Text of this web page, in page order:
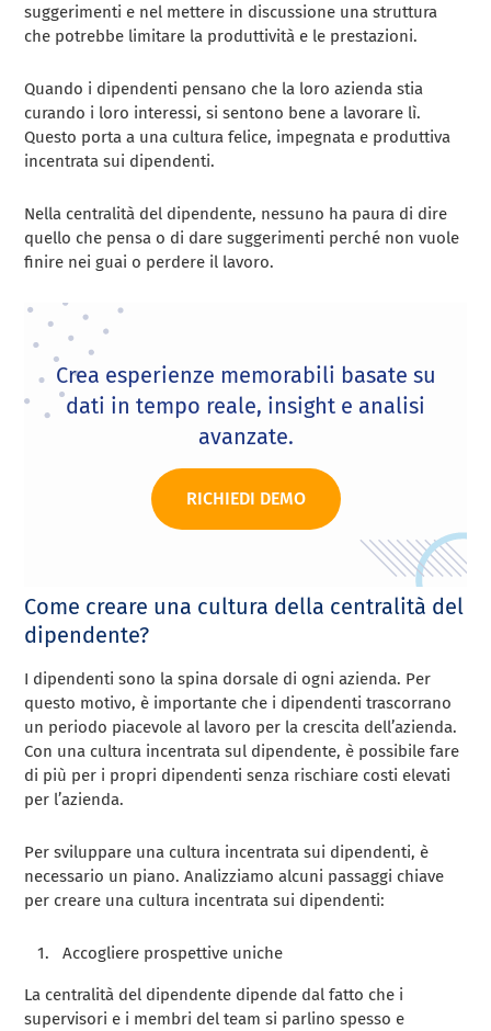
suggerimenti e nel mettere in discussione una struttura
che potrebbe limitare la produttività e le prestazioni.
Quando i dipendenti pensano che la loro azienda stia
curando i loro interessi, si sentono bene a lavorare lì.
Questo porta a una cultura felice, impegnata e produttiva
incentrata sui dipendenti.
Nella centralità del dipendente, nessuno ha paura di dire
quello che pensa o di dare suggerimenti perché non vuole
finire nei guai o perdere il lavoro.
Crea esperienze memorabili basate su
dati in tempo reale, insight e analisi
avanzate.
RICHIEDI DEMO
Come creare una cultura della centralità del
dipendente?
I dipendenti sono la spina dorsale di ogni azienda. Per
questo motivo, è importante che i dipendenti trascorrano
un periodo piacevole al lavoro per la crescita dell’azienda.
Con una cultura incentrata sul dipendente, è possibile fare
di più per i propri dipendenti senza rischiare costi elevati
per l’azienda.
Per sviluppare una cultura incentrata sui dipendenti, è
necessario un piano. Analizziamo alcuni passaggi chiave
per creare una cultura incentrata sui dipendenti:
Accogliere prospettive uniche
La centralità del dipendente dipende dal fatto che i
supervisori e i membri del team si parlino spesso e